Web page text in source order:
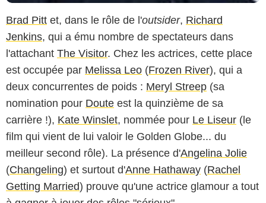
Brad Pitt et, dans le rôle de l'outsider, Richard
Jenkins, qui a ému nombre de spectateurs dans
l'attachant The Visitor. Chez les actrices, cette place
est occupée par Melissa Leo (Frozen River), qui a
deux concurrentes de poids : Meryl Streep (sa
nomination pour Doute est la quinzième de sa
carrière !), Kate Winslet, nommée pour Le Liseur (le
film qui vient de lui valoir le Golden Globe... du
meilleur second rôle). La présence d'Angelina Jolie
(Changeling) et surtout d'Anne Hathaway (Rachel
Getting Married) prouve qu'une actrice glamour a tout